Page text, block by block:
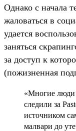
Однако с начала
жаловаться в
удается
заняться
за доступ к
(пожизненная
«Многие
следили за
источником
малвари до